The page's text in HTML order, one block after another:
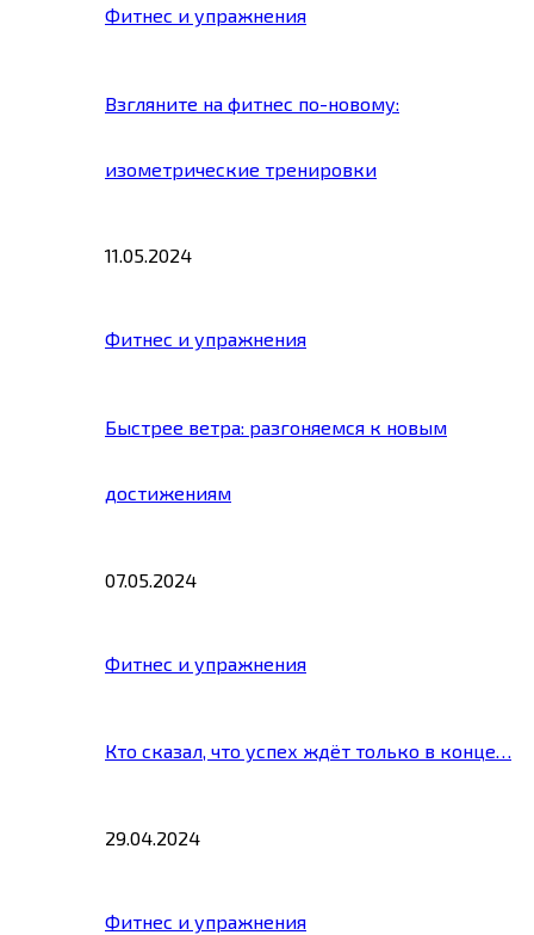
Фитнес и упражнения
Взгляните на фитнес по-новому:
изометрические тренировки
11.05.2024
Фитнес и упражнения
Быстрее ветра: разгоняемся к новым
достижениям
07.05.2024
Фитнес и упражнения
Кто сказал, что успех ждёт только в конце…
29.04.2024
Фитнес и упражнения